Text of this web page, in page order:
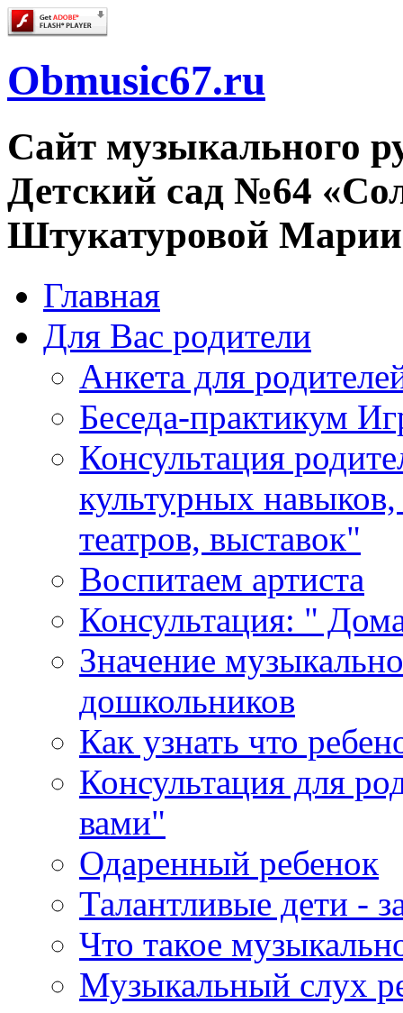
Obmusic67.ru
Сайт музыкального
Детский сад №64
Штукатуровой
Главная
Для Вас родители
Анкета для
Беседа-практикум
Консультация
культурных
театров, выставок"
Воспитаем артиста
Консультация: "
Значение
дошкольников
Как узнать что
Консультация для
вами"
Одаренный ребенок
Талантливые дети -
Что такое
Музыкальный слух